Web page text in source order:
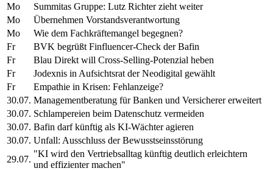
Mo
Summitas Gruppe: Lutz Richter zieht weiter
Mo
Übernehmen Vorstandsverantwortung
Mo
Wie dem Fachkräftemangel begegnen?
Fr
BVK begrüßt Finfluencer-Check der Bafin
Fr
Blau Direkt will Cross-Selling-Potenzial heben
Fr
Jodexnis in Aufsichtsrat der Neodigital gewählt
Fr
Empathie in Krisen: Fehlanzeige?
30.07. Managementberatung für Banken und Versicherer erweitert
30.07. Schlampereien beim Datenschutz vermeiden
30.07. Bafin darf künftig als KI-Wächter agieren
30.07. Unfall: Ausschluss der Bewusstseinsstörung
29.07.
"KI wird den Vertriebsalltag künftig deutlich erleichtern
und effizienter machen"